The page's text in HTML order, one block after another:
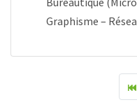
Graphisme –